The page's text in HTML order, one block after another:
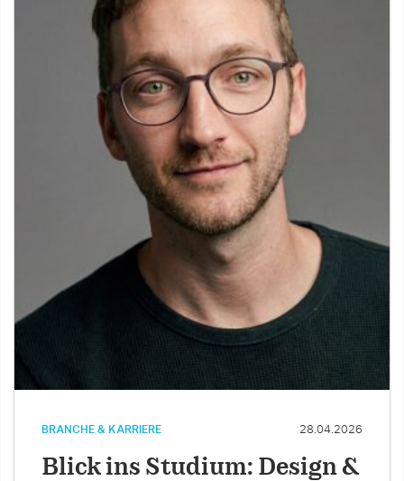
BRANCHE & KARRIERE 28.04.2026
Blick ins Studium: Design &